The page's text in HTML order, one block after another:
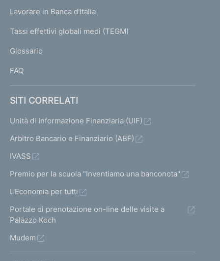
g
T
I
I
Lavorare in Banca d'Italia
Tassi effettivi globali medi (TEGM)
Glossario
FAQ
SITI CORRELATI
Unità di Informazione Finanziaria (UIF)
Arbitro Bancario e Finanziario (ABF)
IVASS
Premio per la scuola "Inventiamo una banconota"
L'Economia per tutti
Portale di prenotazione on-line delle visite a
Palazzo Koch
Mudem